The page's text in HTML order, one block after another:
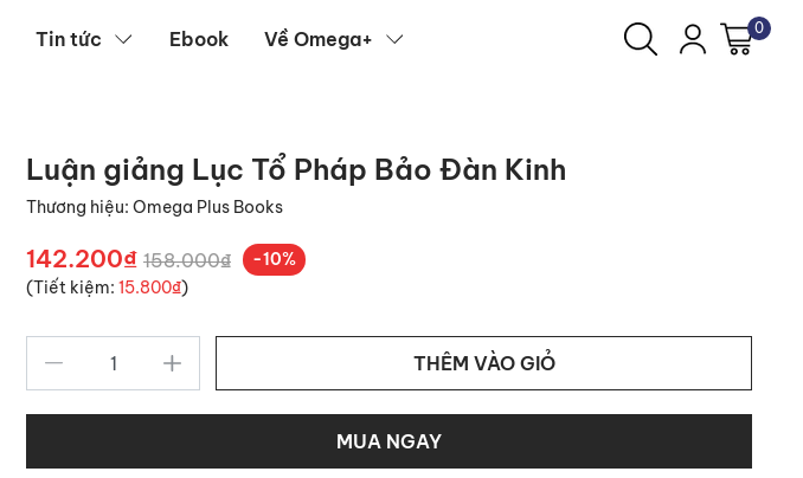
Tin tức Ebook Về Omega+ 0
Luận giảng Lục Tổ Pháp Bảo Đàn Kinh
Thương hiệu: Omega Plus Books
142.200₫ 158.000₫
-10%
(Tiết kiệm: 15.800₫)
THÊM VÀO GIỎ
MUA NGAY